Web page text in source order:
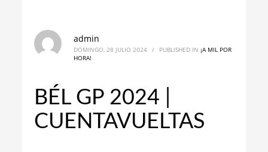
admin
DOMINGO, 28 JULIO 2024 / PUBLISHED IN¡A MIL POR
HORA!
BÉL GP 2024 |
CUENTAVUELTAS